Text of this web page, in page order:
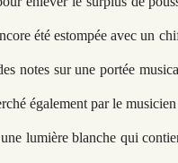
été estompée avec un
notes sur une portée
également par le
lumière blanche qui